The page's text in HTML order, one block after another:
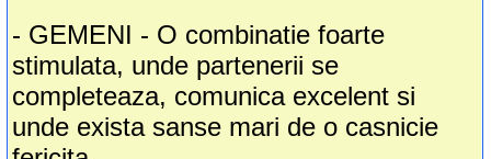
- GEMENI - O combinatie foarte
stimulata, unde partenerii se
completeaza, comunica excelent si
unde exista sanse mari de o casnicie